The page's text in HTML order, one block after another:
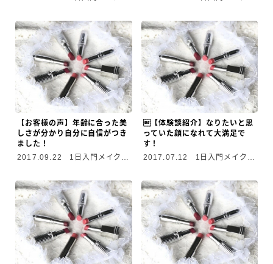
【お客様の声】年齢に合った美
しさが分かり自分に自信がつき
ました！
2017.09.22
1日入門メイクレ
【体験談紹介】なりたいと思
っていた顔になれて大満足で
す！
2017.07.12
1日入門メイクレ